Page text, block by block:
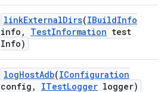
linkExternalDirs(IBuildInfo
info , TestInformation test
Info)
logHostAdb(IConfiguration
config , ITestLogger logger)